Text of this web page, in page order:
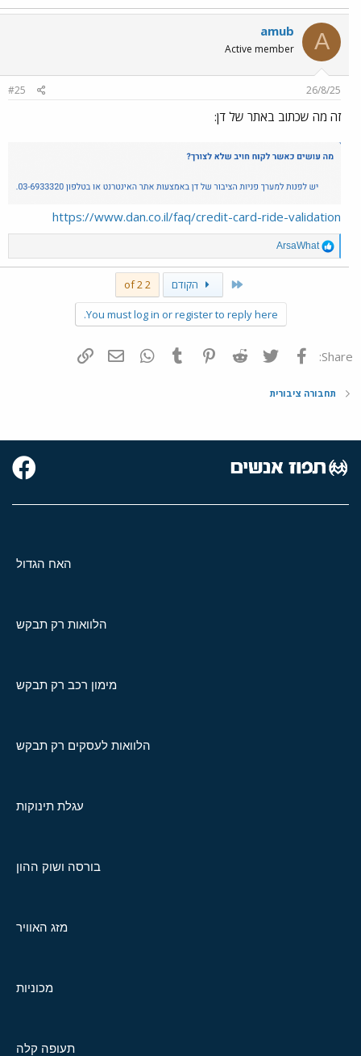
A
amub
Active member
26/8/25
#25
זה מה שכתוב באתר של דן:
https://www.dan.co.il/faq/credit-card-ride-validation
R
e
a
ArsaWhat
First הקודם 2 of 2
You must log in or register to reply here.
Share: פייסבוק Twitter
Reddit
Pinterest
Tumblr
WhatsAppדואר אלקטרוני
תחבורה ציבורית
האח הגדול
הלוואות רק תבקש
מימון רכב רק תבקש
הלוואות לעסקים רק תבקש
עגלת תינוקות
בורסה ושוק ההון
מזג האוויר
מכוניות
תעופה קלה